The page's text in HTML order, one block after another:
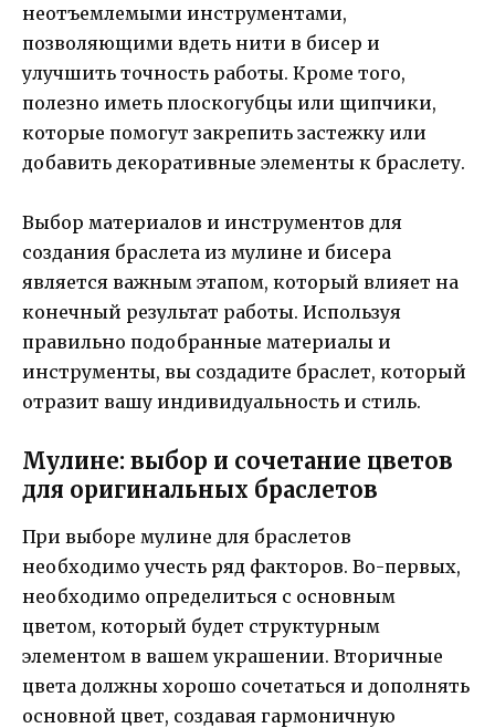
неотъемлемыми инструментами,
позволяющими вдеть нити в бисер и
улучшить точность работы. Кроме того,
полезно иметь плоскогубцы или щипчики,
которые помогут закрепить застежку или
добавить декоративные элементы к браслету.
Выбор материалов и инструментов для
создания браслета из мулине и бисера
является важным этапом, который влияет на
конечный результат работы. Используя
правильно подобранные материалы и
инструменты, вы создадите браслет, который
отразит вашу индивидуальность и стиль.
Мулине: выбор и сочетание цветов
для оригинальных браслетов
При выборе мулине для браслетов
необходимо учесть ряд факторов. Во-первых,
необходимо определиться с основным
цветом, который будет структурным
элементом в вашем украшении. Вторичные
цвета должны хорошо сочетаться и дополнять
основной цвет, создавая гармоничную